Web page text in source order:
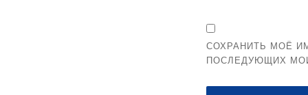
СОХРАНИТЬ МОЁ
ПОСЛЕДУЮЩИХ